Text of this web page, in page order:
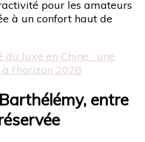
pour les amateurs
à un confort haut de
du luxe en Chine : une
l’horizon 2026
entre